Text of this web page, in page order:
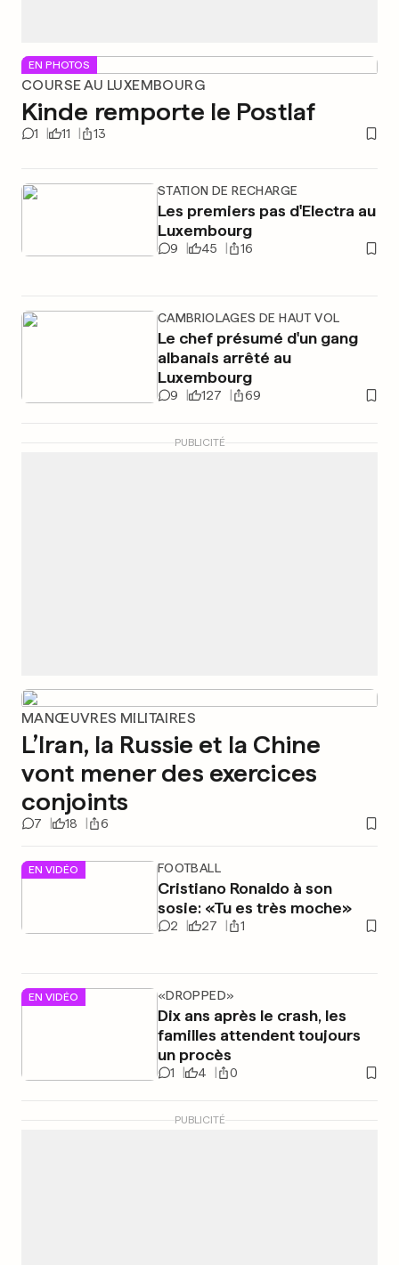
EN PHOTOS
COURSE AU LUXEMBOURG
Kinde remporte le Postlaf
1 11 13
STATION DE RECHARGE
Les premiers pas d'Electra au
Luxembourg
9 45 16
CAMBRIOLAGES DE HAUT VOL
Le chef présumé d'un gang
albanais arrêté au
Luxembourg
9 127 69
PUBLICITÉ
MANŒUVRES MILITAIRES
L’Iran, la Russie et la Chine
vont mener des exercices
conjoints
7 18 6
EN VIDÉO FOOTBALL
Cristiano Ronaldo à son
sosie: «Tu es très moche»
2 27 1
EN VIDÉO «DROPPED»
Dix ans après le crash, les
familles attendent toujours
un procès
1 4 0
PUBLICITÉ